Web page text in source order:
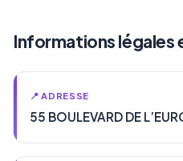
Informations légales
📍 ADRESSE
55 BOULEVARD DE